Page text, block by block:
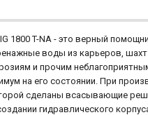
T-NA - это верный
воды из карьеров,
и прочим
на его состоянии. При
сделаны всасывающие
гидравлического